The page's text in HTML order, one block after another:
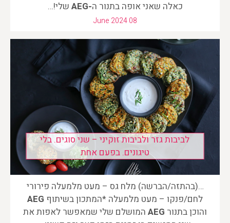
כאלה שאני אופה בתנור ה-AEG שלי!…
June 2024 08
לביבות גזר ולביבות זוקיני – שני סוגים. בלי
טיגונים. בפעם אחת
…(בהתזה/הברשה) מלח גס – מעט מלמעלה פירורי
לחם/פנקו – מעט מלמעלה *המתכון בשיתוף AEG
והוכן בתנור AEG המושלם שלי שמאפשר לאפות את